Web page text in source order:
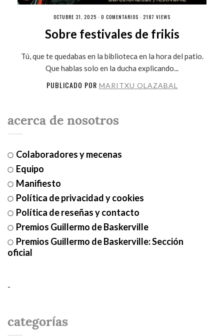
OCTUBRE 31, 2025 · 0 COMENTARIOS · 2187 VIEWS
Sobre festivales de frikis
Tú, que te quedabas en la biblioteca en la hora del patio.
Que hablas solo en la ducha explicando...
PUBLICADO POR MARITXU OLAZABAL
acerca de nosotros
Colaboradores y mecenas
Equipo
Manifiesto
Política de privacidad y cookies
Política de reseñas y contacto
Premios Guillermo de Baskerville
Premios Guillermo de Baskerville: Sección
oficial
-
categorías